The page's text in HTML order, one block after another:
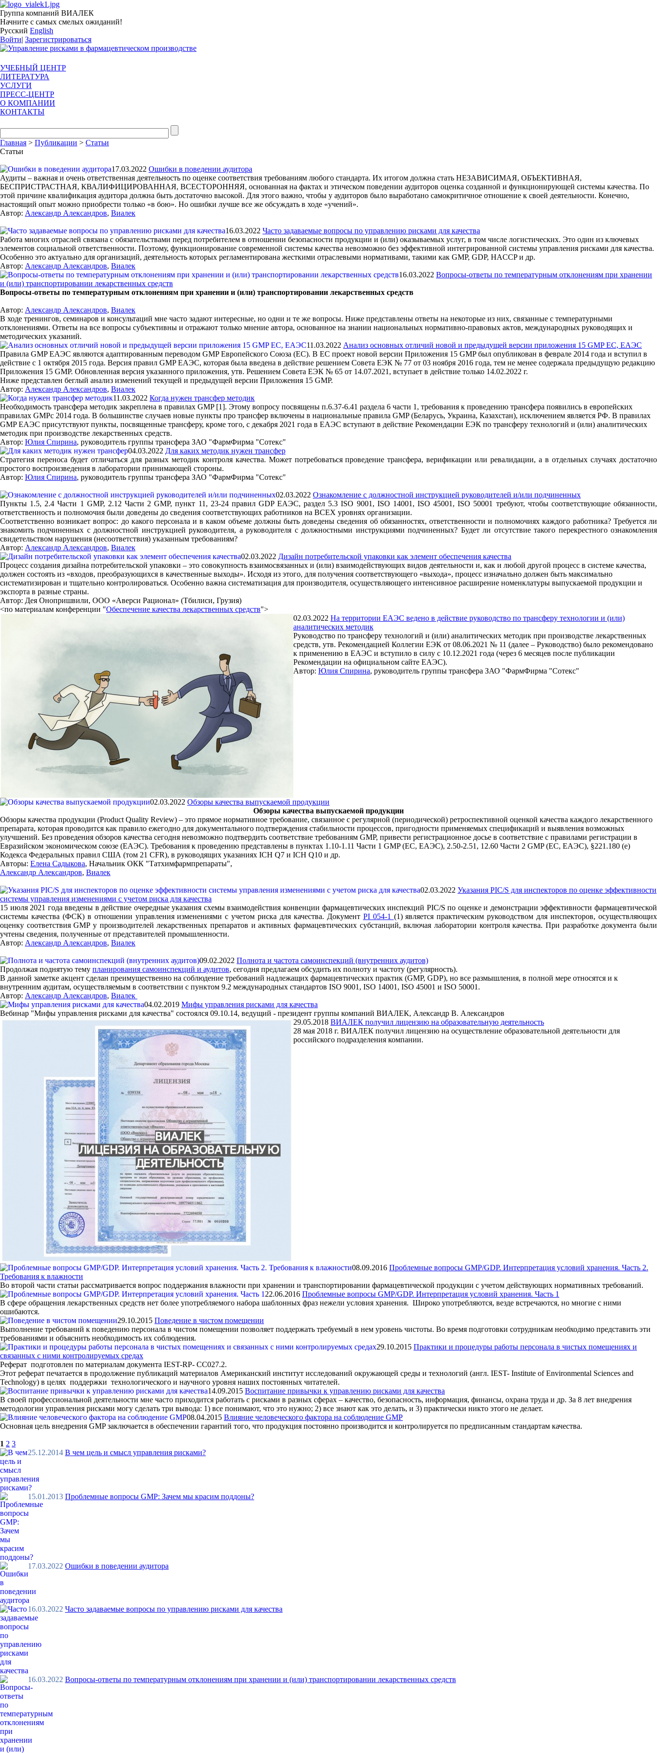
Группа компаний ВИАЛЕК
Начните с самых смелых ожиданий!
Русский English
Войти| Зарегистрироваться
УЧЕБНЫЙ ЦЕНТР
ЛИТЕРАТУРА
УСЛУГИ
ПРЕСС-ЦЕНТР
О КОМПАНИИ
КОНТАКТЫ
Главная > Публикации > Статьи
Статьи
17.03.2022 Ошибки в поведении аудитора
Аудиты – важная и очень ответственная деятельность по оценке соответствия требованиям любого стандарта. Их итогом должна стать НЕЗАВИСИМАЯ, ОБЪЕКТИВНАЯ,
БЕСПРИСТРАСТНАЯ, КВАЛИФИЦИРОВАННАЯ, ВСЕСТОРОННЯЯ, основанная на фактах и этическом поведении аудиторов оценка созданной и функционирующей системы качества. По
этой причине квалификация аудитора должна быть достаточно высокой. Для этого важно, чтобы у аудиторов было выработано самокритичное отношение к своей деятельности. Конечно,
настоящий опыт можно приобрести только «в бою». Но ошибки лучше все же обсуждать в ходе «учений».
Автор: Александр Александров, Виалек
16.03.2022 Часто задаваемые вопросы по управлению рисками для качества
Работа многих отраслей связана с обязательствами перед потребителем в отношении безопасности продукции и (или) оказываемых услуг, в том числе логистических. Это один из ключевых
элементов социальной ответственности. Поэтому, функционирование современной системы качества невозможно без эффективной интегрированной системы управления рисками для качества.
Особенно это актуально для организаций, деятельность которых регламентирована жесткими отраслевыми нормативами, такими как GMP, GDP, HACCP и др.
Автор: Александр Александров, Виалек
16.03.2022 Вопросы-ответы по температурным отклонениям при хранении
и (или) транспортировании лекарственных средств
Вопросы-ответы по температурным отклонениям при хранении и (или) транспортировании лекарственных средств
Автор: Александр Александров, Виалек
В ходе тренингов, семинаров и консультаций мне часто задают интересные, но одни и те же вопросы. Ниже представлены ответы на некоторые из них, связанные с температурными
отклонениями. Ответы на все вопросы субъективны и отражают только мнение автора, основанное на знании национальных нормативно-правовых актов, международных руководящих и
методических указаний.
11.03.2022 Анализ основных отличий новой и предыдущей версии приложения 15 GMP ЕС, ЕАЭС
Правила GMP ЕАЭС являются адаптированным переводом GMP Европейского Союза (ЕС). В ЕС проект новой версии Приложения 15 GMP был опубликован в феврале 2014 года и вступил в
действие с 1 октября 2015 года. Версия правил GMP ЕАЭС, которая была введена в действие решением Совета ЕЭК № 77 от 03 ноября 2016 года, тем не менее содержала предыдущую редакцию
Приложения 15 GMP. Обновленная версия указанного приложения, утв. Решением Совета ЕЭК № 65 от 14.07.2021, вступает в действие только 14.02.2022 г.
Ниже представлен беглый анализ изменений текущей и предыдущей версии Приложения 15 GMP.
Автор: Александр Александров, Виалек
11.03.2022 Когда нужен трансфер методик
Необходимость трансфера методик закреплена в правилах GMP [1]. Этому вопросу посвящены п.6.37-6.41 раздела 6 части 1, требования к проведению трансфера появились в европейских
правилах GMPc 2014 года. В большинстве случаев новые пункты про трансфер включены в национальные правила GMP (Беларусь, Украина, Казахстан), исключением является РФ. В правилах
GMP ЕАЭС присутствуют пункты, посвященные трансферу, кроме того, с декабря 2021 года в ЕАЭС вступают в действие Рекомендации ЕЭК по трансферу технологий и (или) аналитических
методик при производстве лекарственных средств.
Автор: Юлия Спирина, руководитель группы трансфера ЗАО "ФармФирма "Сотекс"
04.03.2022 Для каких методик нужен трансфер
Стратегия переноса будет отличаться для разных методик контроля качества. Может потребоваться проведение трансфера, верификации или ревалидации, а в отдельных случаях достаточно
простого воспроизведения в лаборатории принимающей стороны.
Автор: Юлия Спирина, руководитель группы трансфера ЗАО "ФармФирма "Сотекс"
02.03.2022 Ознакомление с должностной инструкцией руководителей и/или подчиненных
Пункты 1.5, 2.4 Части 1 GMP, 2.12 Части 2 GMP, пункт 11, 23-24 правил GDP ЕАЭС, раздел 5.3 ISO 9001, ISO 14001, ISO 45001, ISO 50001 требуют, чтобы соответствующие обязанности,
ответственность и полномочия были доведены до сведения соответствующих работников на ВСЕХ уровнях организации.
Соответственно возникает вопрос: до какого персонала и в каком объеме должны быть доведены сведения об обязанностях, ответственности и полномочиях каждого работника? Требуется ли
знакомить подчиненных с должностной инструкцией руководителя, а руководителя с должностными инструкциями подчиненных? Будет ли отсутствие такого перекрестного ознакомления
свидетельством нарушения (несоответствия) указанным требованиям?
Автор: Александр Александров, Виалек
02.03.2022 Дизайн потребительской упаковки как элемент обеспечения качества
Процесс создания дизайна потребительской упаковки – это совокупность взаимосвязанных и (или) взаимодействующих видов деятельности и, как и любой другой процесс в системе качества,
должен состоять из «входов, преобразующихся в качественные выходы». Исходя из этого, для получения соответствующего «выхода», процесс изначально должен быть максимально
систематизирован и тщательно контролироваться. Особенно важна систематизация для производителя, осуществляющего интенсивное расширение номенклатуры выпускаемой продукции и
экспорта в разные страны.
Автор: Дея Онопришвили, ООО «Аверси Рационал» (Тбилиси, Грузия)
<по материалам конференции "Обеспечение качества лекарственных средств">
02.03.2022 На территории ЕАЭС ведено в действие руководство по трансферу технологии и (или)
аналитических методик
Руководство по трансферу технологий и (или) аналитических методик при производстве лекарственных
средств, утв. Рекомендацией Коллегии ЕЭК от 08.06.2021 № 11 (далее – Руководство) было рекомендовано
к применению в ЕАЭС и вступило в силу с 10.12.2021 года (через 6 месяцев после публикации
Рекомендации на официальном сайте ЕАЭС).
Автор: Юлия Спирина, руководитель группы трансфера ЗАО "ФармФирма "Сотекс"
02.03.2022 Обзоры качества выпускаемой продукции
Обзоры качества выпускаемой продукции
Обзоры качества продукции (Product Quality Review) – это прямое нормативное требование, связанное с регулярной (периодической) ретроспективной оценкой качества каждого лекарственного
препарата, которая проводится как правило ежегодно для документального подтверждения стабильности процессов, пригодности применяемых спецификаций и выявления возможных
улучшений. Без проведения обзоров качества сегодня невозможно подтвердить соответствие требованиям GMP, привести регистрационное досье в соответствие с правилами регистрации в
Евразийском экономическом союзе (ЕАЭС). Требования к проведению представлены в пунктах 1.10-1.11 Части 1 GMP (ЕС, ЕАЭС), 2.50-2.51, 12.60 Части 2 GMP (ЕС, ЕАЭС), §221.180 (е)
Кодекса Федеральных правил США (том 21 CFR), в руководящих указаниях ICH Q7 и ICH Q10 и др.
Авторы: Елена Садыкова, Начальник ОКК "Татхимфармпрепараты",
Александр Александров, Виалек
02.03.2022 Указания PIC/S для инспекторов по оценке эффективности
системы управления изменениями с учетом риска для качества
15 июля 2021 года введены в действие очередные указания схемы взаимодействия конвенции фармацевтических инспекций PIC/S по оценке и демонстрации эффективности фармацевтической
системы качества (ФСК) в отношении управления изменениями с учетом риска для качества. Документ PI 054-1 (1) является практическим руководством для инспекторов, осуществляющих
оценку соответствия GMP у производителей лекарственных препаратов и активных фармацевтических субстанций, включая лаборатории контроля качества. При разработке документа были
учтены сведения, полученные от представителей промышленности.
Автор: Александр Александров, Виалек
09.02.2022 Полнота и частота самоинспекций (внутренних аудитов)
Продолжая поднятую тему планирования самоинспекций и аудитов, сегодня предлагаем обсудить их полноту и частоту (регулярность).
В данной заметке акцент сделан преимущественно на соблюдение требований надлежащих фармацевтических практик (GMP, GDP), но все размышления, в полной мере относятся и к
внутренним аудитам, осуществляемым в соответствии с пунктом 9.2 международных стандартов ISO 9001, ISO 14001, ISO 45001 и ISO 50001.
Автор: Александр Александров, Виалек
04.02.2019 Мифы управления рисками для качества
Вебинар "Мифы управления рисками для качества" состоялся 09.10.14, ведущий - президент группы компаний ВИАЛЕК, Александр В. Александров
29.05.2018 ВИАЛЕК получил лицензию на образовательную деятельность
28 мая 2018 г. ВИАЛЕК получил лицензию на осуществление образовательной деятельности для
российского подразделения компании.
08.09.2016 Проблемные вопросы GMP/GDP. Интерпретация условий хранения. Часть 2.
Требования к влажности
Во второй части статьи рассматривается вопрос поддержания влажности при хранении и транспортировании фармацевтической продукции с учетом действующих нормативных требований.
22.06.2016 Проблемные вопросы GMP/GDP. Интерпретация условий хранения. Часть 1
В сфере обращения лекарственных средств нет более употребляемого набора шаблонных фраз нежели условия хранения. Широко употребляются, везде встречаются, но многие с ними
ошибаются.
29.10.2015 Поведение в чистом помещении
Выполнение требований к поведению персонала в чистом помещении позволяет поддержать требуемый в нем уровень чистоты. Во время подготовки сотрудникам необходимо представить эти
требованиями и объяснить необходимость их соблюдения.
29.10.2015 Практики и процедуры работы персонала в чистых помещениях и
связанных с ними контролируемых средах
Реферат подготовлен по материалам документа IEST-RP- CC027.2.
Этот реферат печатается в продолжение публикаций материалов Американский институт исследований окружающей среды и технологий (англ. IEST- Institute of Environmental Sciences and
Technology) в целях поддержки технологического и научного уровня наших постоянных читателей.
14.09.2015 Воспитание привычки к управлению рисками для качества
В своей профессиональной деятельности мне часто приходится работать с рисками в разных сферах – качество, безопасность, информация, финансы, охрана труда и др. За 8 лет внедрения
методологии управления рисками могу сделать три вывода: 1) все понимают, что это нужно; 2) все знают как это делать, и 3) практически никто этого не делает.
08.04.2015 Влияние человеческого фактора на соблюдение GMP
Основная цель внедрения GMP заключается в обеспечении гарантий того, что продукция постоянно производится и контролируется по предписанным стандартам качества.
1 2 3
25.12.2014 В чем цель и смысл управления рисками?
15.01.2013 Проблемные вопросы GMP: Зачем мы красим поддоны?
17.03.2022 Ошибки в поведении аудитора
16.03.2022 Часто задаваемые вопросы по управлению рисками для качества
16.03.2022 Вопросы-ответы по температурным отклонениям при хранении и (или) транспортировании лекарственных средств